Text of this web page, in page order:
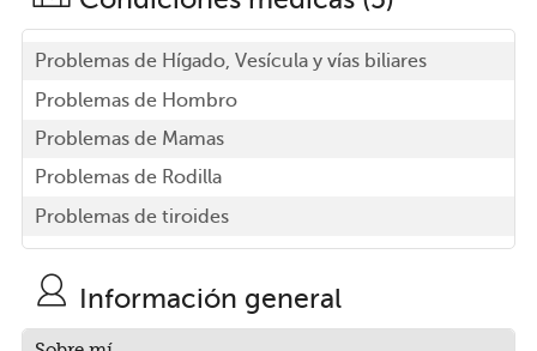
Problemas de Hígado, Vesícula y vías biliares
Problemas de Hombro
Problemas de Mamas
Problemas de Rodilla
Problemas de tiroides
Información general